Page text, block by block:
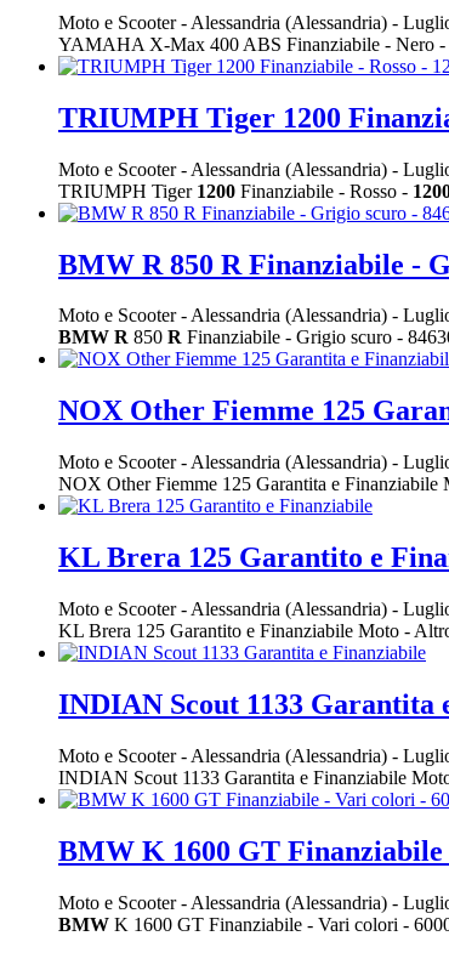
Moto e Scooter- Alessandria (Alessandria) -
YAMAHA X-Max 400 ABS Finanziabile - Nero -
TRIUMPH Tiger 1200
Moto e Scooter- Alessandria (Alessandria) -
TRIUMPH Tiger 1200 Finanziabile - Rosso -
BMW R 850 R Finanziabile -
Moto e Scooter-Alessandria (Alessandria) -
BMW R 850 R Finanziabile - Grigio scuro -
NOX Other Fiemme 125
Moto e Scooter- Alessandria (Alessandria) -
NOX Other Fiemme 125 Garantita e
KL Brera 125 Garantito e
Moto e Scooter- Alessandria (Alessandria) -
KL Brera 125 Garantito e Finanziabile Moto -
INDIAN Scout 1133 Garantita
Moto e Scooter- Alessandria (Alessandria) -
INDIAN Scout 1133 Garantita e Finanziabile
BMW K 1600 GT
Moto e Scooter- Alessandria (Alessandria) -
BMW K 1600 GT Finanziabile - Vari colori -